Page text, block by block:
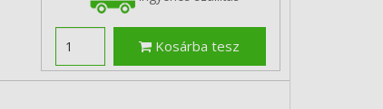
Kosárba tesz